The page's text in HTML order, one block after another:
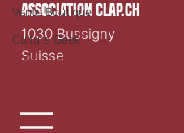
Vente Boutique
Culture Geek
association clap.ch
1030 Bussigny
Suisse